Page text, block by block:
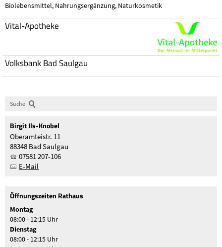
Biolebensmittel, Nahrungsergänzung, Naturkosmetik
Vital-Apotheke
Volksbank Bad Saulgau
Suche
BirgitIls-Knobel
Oberamteistr. 11
88348 Bad Saulgau
07581 207-106
E-Mail
Öffnungszeiten Rathaus
Montag
08:00 - 12:15 Uhr
Dienstag
08:00 - 12:15 Uhr